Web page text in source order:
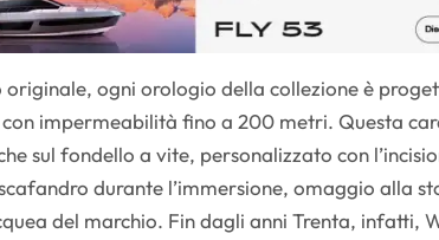
originale, ogni orologio della collezione è
impermeabilità fino a 200 metri. Questa
sul fondello a vite, personalizzato con
durante l’immersione, omaggio alla
del marchio. Fin dagli anni Trenta, infatti,